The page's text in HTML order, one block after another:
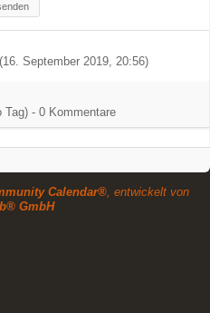
16. September 2019, 20:56)
Tag) - 0 Kommentare
Calendar®, entwickelt von
GmbH